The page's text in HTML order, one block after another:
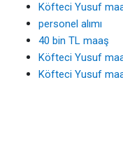
Köfteci Yusuf
personel alımı
40 bin TL maaş
Köfteci Yusuf
Köfteci Yusuf